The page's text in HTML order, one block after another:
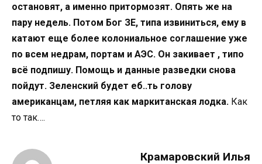
остановят, а именно притормозят. Опять же на
пару недель. Потом Бог ЗЕ, типа извиниться, ему в
катают еще более колониальное соглашение уже
по всем недрам, портам и АЭС. Он закивает , типо
всё подпишу. Помощь и данные разведки снова
пойдут. Зеленский будет еб..ть голову
американцам, петляя как маркитанская лодка. Как
то так….
Крамаровский Илья